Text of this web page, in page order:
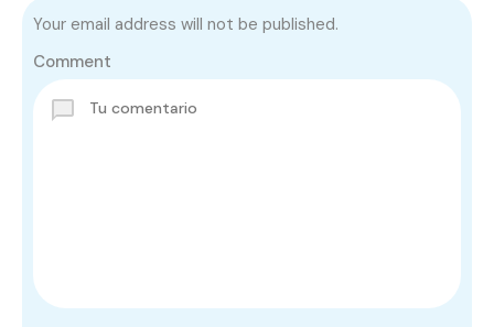
Your email address will not be published.
Comment